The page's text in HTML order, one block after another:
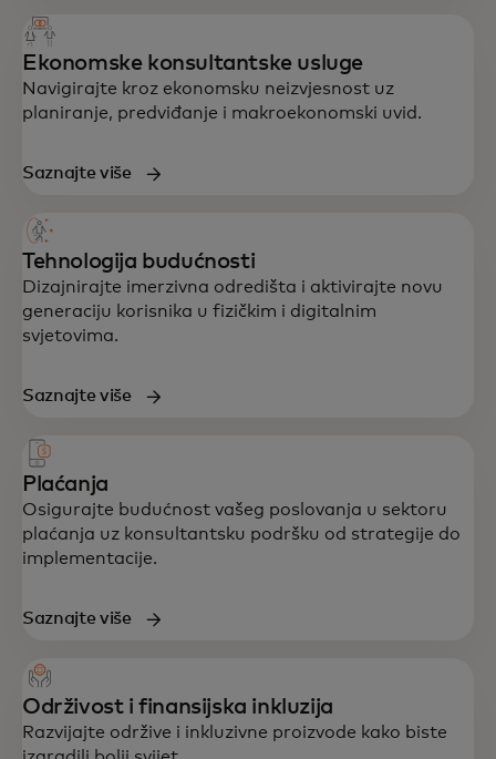
Sveobuhvatna podrška u strategiji,
podacima, tehnologiji i korisničkom
iskustvu — osmišljena da ubrza rast i
otpornost.
Ekonomske konsultantske usluge
Navigirajte kroz ekonomsku neizvjesnost uz
planiranje, predviđanje i makroekonomski uvid.
Saznajte više
Tehnologija budućnosti
Dizajnirajte imerzivna odredišta i aktivirajte novu
generaciju korisnika u fizičkim i digitalnim
svjetovima.
Saznajte više
Plaćanja
Osigurajte budućnost vašeg poslovanja u sektoru
plaćanja uz konsultantsku podršku od strategije do
implementacije.
Saznajte više
Održivost i finansijska inkluzija
Razvijajte održive i inkluzivne proizvode kako biste